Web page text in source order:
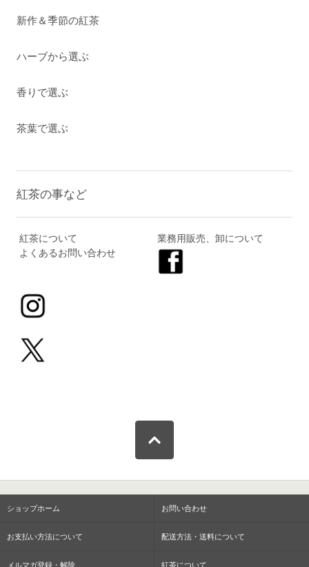
新作＆季節の紅茶
ハーブから選ぶ
香りで選ぶ
茶葉で選ぶ
紅茶の事など
紅茶について
業務用販売、卸について
よくあるお問い合わせ
ショップホーム お問い合わせ
お支払い方法について 配送方法・送料について
メルマガ登録・解除 紅茶について